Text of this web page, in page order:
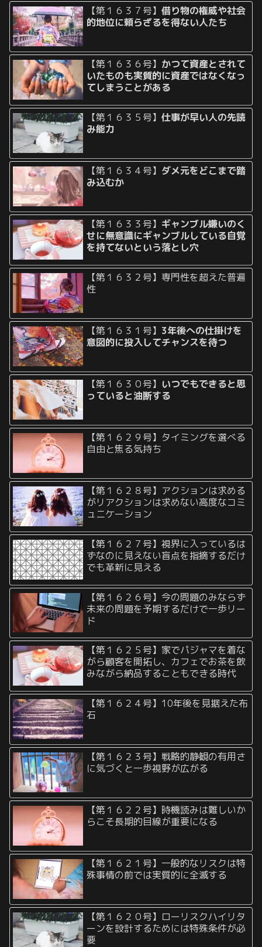
【第１６３７号】借り物の権威や社会
的地位に頼らざるを得ない人たち
【第１６３６号】 かつて資産とされて
いたものも実質的に資産ではなくなっ
てしまうことがある
【第１６３５号】仕事が早い人の先読
み能力
【第１６３４号】 ダメ元をどこまで踏
み込むか
【第１６３３号】 ギャンブル嫌いのく
せに無意識にギャンブルしている自覚
を持てないという落とし穴
【第１６３２号】専門性を超えた普遍
性
【第１６３１号】 3年後への仕掛けを
意図的に投入してチャンスを待つ
【第１６３０号】 いつでもできると思
っていると油断する
【第１６２９号】タイミングを選べる
自由と焦る気持ち
【第１６２８号】アクションは求める
がリアクションは求めない高度なコミ
ュニケーション
【第１６２７号】視界に入っているは
ずなのに見えない盲点を指摘するだけ
でも革新に見える
【第１６２６号】今の問題のみならず
未来の問題を予期するだけで一歩リー
ド
【第１６２５号】家でパジャマを着な
がら顧客を開拓し、カフェでお茶を飲
みながら納品することもできる時代
【第１６２４号】10年後を見据えた布
石
【第１６２３号】戦略的静観の有用さ
に気づくと一歩視野が広がる
【第１６２２号】時機読みは難しいか
らこそ長期的目線が重要になる
【第１６２１号】一般的なリスクは特
殊事情の前では実質的に全滅する
【第１６２０号】ローリスクハイリタ
ーンを設計するためには特殊条件が必
要